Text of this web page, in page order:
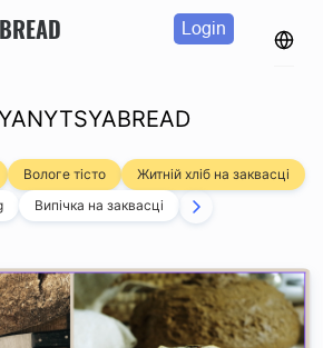
Login
Вологе тісто
Житній хліб на заквасці
Випічка на заквасці